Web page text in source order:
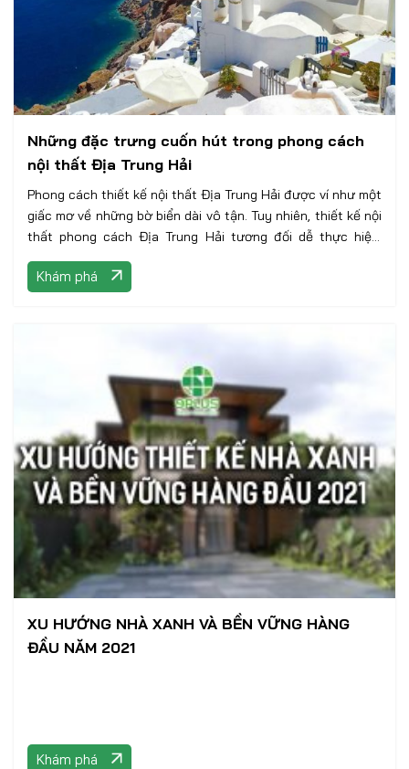
Những đặc trưng cuốn hút trong phong cách
nội thất Địa Trung Hải
Phong cách thiết kế nội thất Địa Trung Hải được ví như một
giấc mơ về những bờ biển dài vô tận. Tuy nhiên, thiết kế nội
thất phong cách Địa Trung Hải tương đối dễ thực hiện,
ngay cả khi nhà của bạn không phải là vùng ven biển đầy
nắng gió.
Khám phá
XU HƯỚNG NHÀ XANH VÀ BỀN VỮNG HÀNG
ĐẦU NĂM 2021
Khám phá